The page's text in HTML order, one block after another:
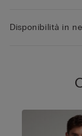
Disponibilità in